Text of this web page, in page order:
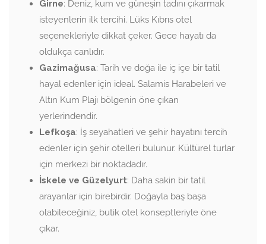
Girne: Deniz, kum ve güneşin tadını çıkarmak
isteyenlerin ilk tercihi. Lüks Kıbrıs otel
seçenekleriyle dikkat çeker. Gece hayatı da
oldukça canlıdır.
Gazimağusa: Tarih ve doğa ile iç içe bir tatil
hayal edenler için ideal. Salamis Harabeleri ve
Altın Kum Plajı bölgenin öne çıkan
yerlerindendir.
Lefkoşa: İş seyahatleri ve şehir hayatını tercih
edenler için şehir otelleri bulunur. Kültürel turlar
için merkezi bir noktadadır.
İskele ve Güzelyurt: Daha sakin bir tatil
arayanlar için birebirdir. Doğayla baş başa
olabileceğiniz, butik otel konseptleriyle öne
çıkar.